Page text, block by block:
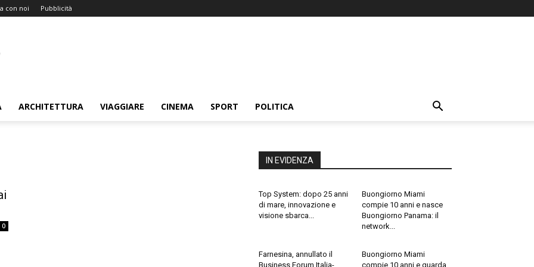
con noi Pubblicità
ARCHITETTURA VIAGGIARE CINEMA SPORT POLITICA
0
IN EVIDENZA
Top System: dopo 25 anni
di mare, innovazione e
visione sbarca...
Buongiorno Miami
compie 10 anni e nasce
Buongiorno Panama: il
network...
Farnesina, annullato il
Business Forum Italia-
Buongiorno Miami
compie 10 anni e guarda